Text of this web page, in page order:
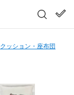
クッション・座布団